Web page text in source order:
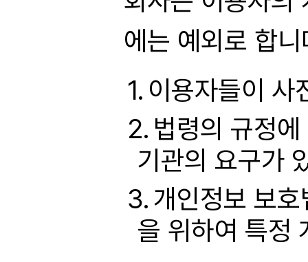
에는 예외로 합니
이용자들이 사
법령의 규정
기관의 요구가
개인정보 보
을 위하여 특정